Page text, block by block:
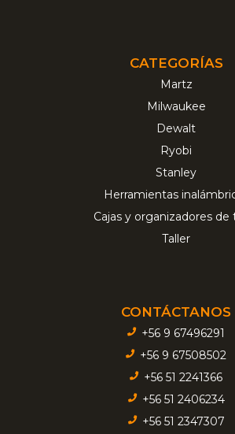
CATEGORÍAS
Martz
Milwaukee
Dewalt
Ryobi
Stanley
Herramientas
Cajas y organizadores de
Taller
CONTÁCTANOS
+56 9 67496291
+56 9 67508502
+56 51 2241366
+56 51 2406234
+56 51 2347307